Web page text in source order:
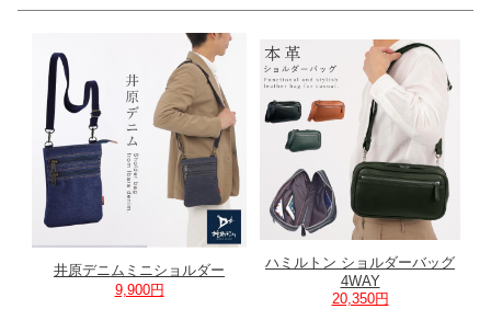
井原デニムミニショルダー
9,900円
ハミルトン ショルダーバッグ
4WAY
20,350円